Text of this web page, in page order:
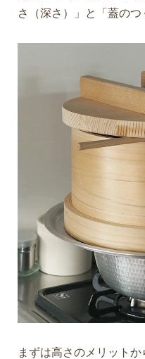
さ（深さ）」と「蓋のつ
まずは高さのメリット